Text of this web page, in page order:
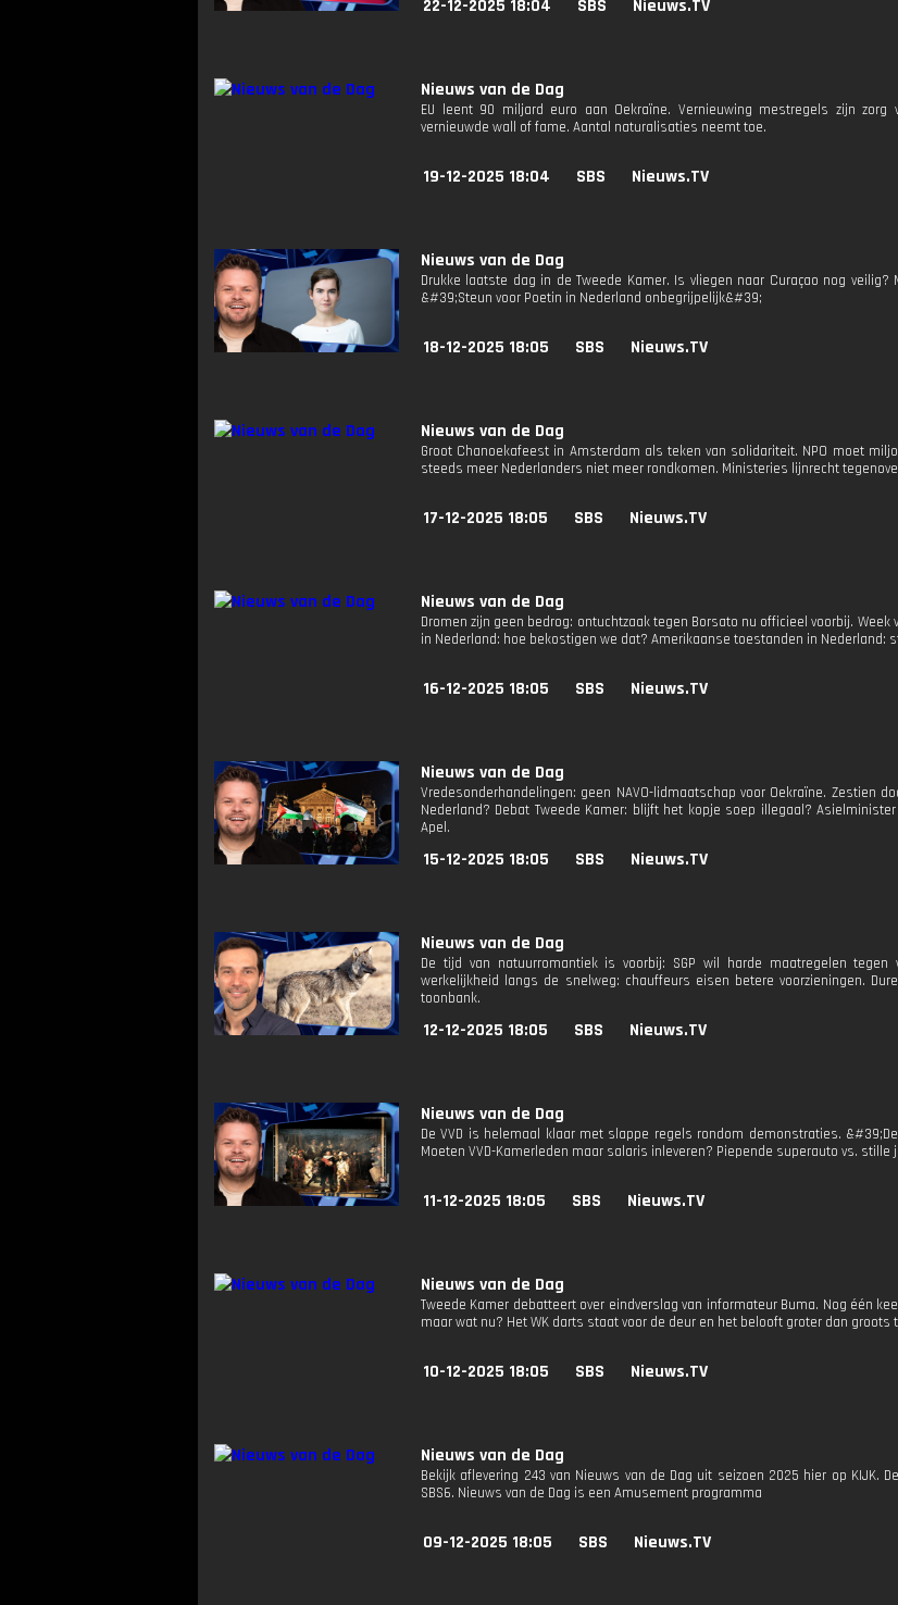
22-12-2025 18:04 SBS Nieuws.TV
Nieuws van de Dag
EU leent 90 miljard euro aan Oekraïne. Vernieuwing mestregels zijn
vernieuwde wall of fame. Aantal naturalisaties neemt toe.
19-12-2025 18:04 SBS Nieuws.TV
Nieuws van de Dag
Drukke laatste dag in de Tweede Kamer. Is vliegen naar Curaçao nog
&#39;Steun voor Poetin in Nederland onbegrijpelijk&#39;
18-12-2025 18:05 SBS Nieuws.TV
Nieuws van de Dag
Groot Chanoekafeest in Amsterdam als teken van solidariteit. NPO moet
steeds meer Nederlanders niet meer rondkomen. Ministeries lijnrecht
17-12-2025 18:05 SBS Nieuws.TV
Nieuws van de Dag
Dromen zijn geen bedrog: ontuchtzaak tegen Borsato nu officieel voorbij.
in Nederland: hoe bekostigen we dat? Amerikaanse toestanden in Nederland:
16-12-2025 18:05 SBS Nieuws.TV
Nieuws van de Dag
Vredesonderhandelingen: geen NAVO-lidmaatschap voor Oekraïne. Zestien
Nederland? Debat Tweede Kamer: blijft het kopje soep illegaal?
Apel.
15-12-2025 18:05 SBS Nieuws.TV
Nieuws van de Dag
De tijd van natuurromantiek is voorbij: SGP wil harde maatregelen
werkelijkheid langs de snelweg: chauffeurs eisen betere voorzieningen.
toonbank.
12-12-2025 18:05 SBS Nieuws.TV
Nieuws van de Dag
De VVD is helemaal klaar met slappe regels rondom demonstraties.
Moeten VVD-Kamerleden maar salaris inleveren? Piepende superauto vs. stille
11-12-2025 18:05 SBS Nieuws.TV
Nieuws van de Dag
Tweede Kamer debatteert over eindverslag van informateur Buma. Nog één
maar wat nu? Het WK darts staat voor de deur en het belooft groter dan
10-12-2025 18:05 SBS Nieuws.TV
Nieuws van de Dag
Bekijk aflevering 243 van Nieuws van de Dag uit seizoen 2025 hier op KIJK.
SBS6. Nieuws van de Dag is een Amusement programma
09-12-2025 18:05 SBS Nieuws.TV